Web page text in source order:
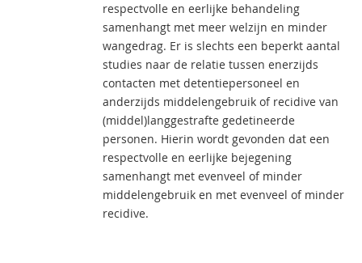
respectvolle en eerlijke behandeling
samenhangt met meer welzijn en minder
wangedrag. Er is slechts een beperkt aantal
studies naar de relatie tussen enerzijds
contacten met detentiepersoneel en
anderzijds middelengebruik of recidive van
(middel)langgestrafte gedetineerde
personen. Hierin wordt gevonden dat een
respectvolle en eerlijke bejegening
samenhangt met evenveel of minder
middelengebruik en met evenveel of minder
recidive.